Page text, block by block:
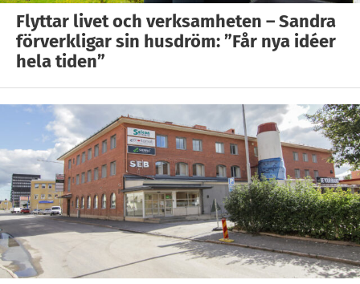
Flyttar livet och verksamheten – Sandra
förverkligar sin husdröm: ”Får nya idéer
hela tiden”